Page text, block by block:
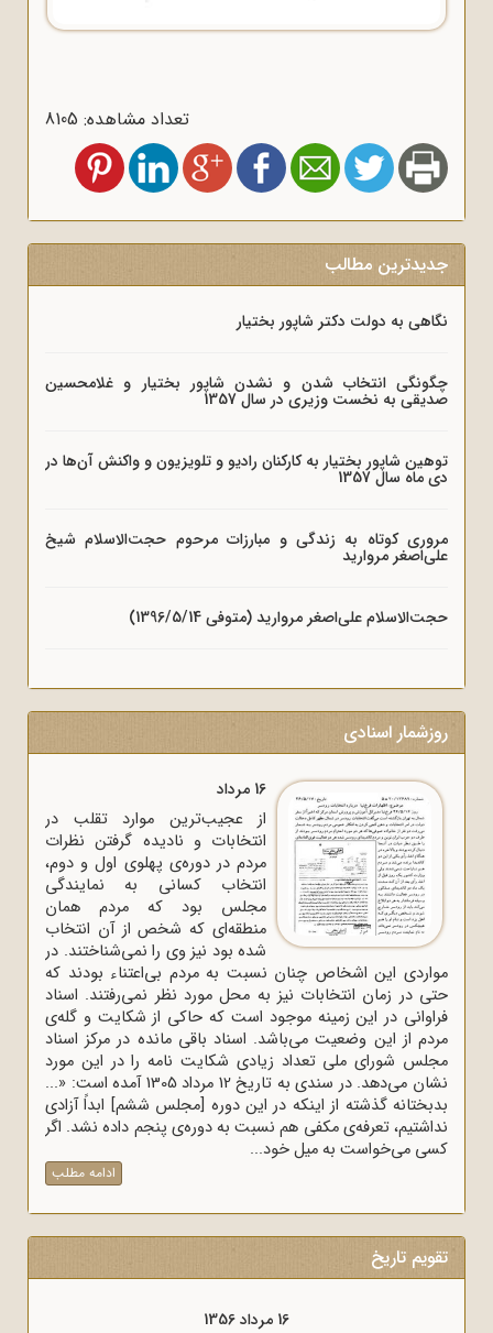
تعداد مشاهده: 8105
جدیدترین مطالب
نگاهی به دولت دکتر شاپور بختیار
چگونگی انتخاب شدن و نشدن شاپور بختیار و غلامحسین
صدیقی به نخست وزیری در سال 1357
توهین شاپور بختیار به کارکنان رادیو و تلویزیون و واکنش آن‌ها در
دی ماه سال 1357
مروری کوتاه به زندگی و مبارزات مرحوم حجت‌الاسلام شیخ
علی‌اصغر مروارید
حجت‌الاسلام علی‌اصغر مروارید (متوفی 1396/5/14)
روزشمار اسنادی
16 مرداد
از عجیب‌ترین موارد تقلب در
انتخابات و نادیده گرفتن نظرات
مردم در دوره‌ی پهلوی اول و دوم،
انتخاب کسانی به نمایندگی
مجلس بود که مردم همان
منطقه‌ای که شخص از آن انتخاب
شده بود نیز وی را نمی‌شناختند. در
مواردی این اشخاص چنان نسبت به مردم بی‌اعتناء بودند که
حتی در زمان انتخابات نیز به محل مورد نظر نمی‌رفتند. اسناد
فراوانی در این زمینه موجود است که حاکی از شکایت و گله‌ی
مردم از این وضعیت می‌باشد. اسناد باقی مانده در مرکز اسناد
مجلس شورای ملی تعداد زیادی شکایت نامه را در این مورد
نشان می‌دهد. در سندی به تاریخ 12 مرداد 1305 آمده است: «...
بدبختانه گذشته از اینکه در این دوره [مجلس ششم] ابداً آزادی
نداشتیم، تعرفه‌ی مکفی هم نسبت به دوره‌ی پنجم داده نشد. اگر
کسی می‌خواست به میل خود...
ادامه مطلب
تقویم تاریخ
16 مرداد 1356